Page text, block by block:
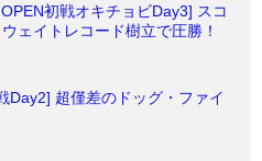
初戦オキチョビDay3] スコ
ェイトレコード樹立で圧勝！
Day2] 超僅差のドッグ・ファイ